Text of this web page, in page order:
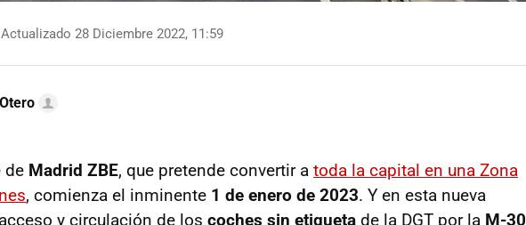
Actualizado 28 Diciembre 2022, 11:59
de Madrid ZBE, que pretende convertir a toda la capital en una Zona
, comienza el inminente 1 de enero de 2023. Y en esta nueva
y circulación de los coches sin etiqueta de la DGT por la M-30